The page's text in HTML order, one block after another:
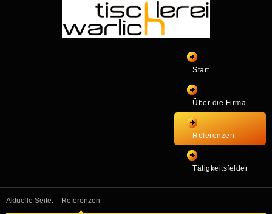
Start
Über die Firma
Referenzen
Tätigkeitsfelder
Aktuelle Seite: Referenzen